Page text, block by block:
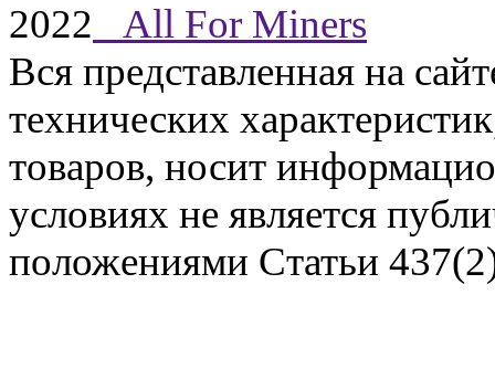
2022
All For Miners
Вся представленная на
технических
товаров, носит
условиях не является
положениями Статьи
Задать вопрос